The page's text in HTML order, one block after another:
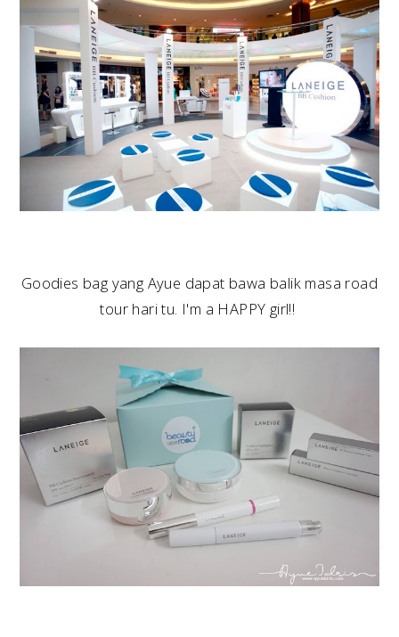
Goodies bag yang Ayue dapat bawa balik masa road
tour hari tu. I'm a HAPPY girl!!